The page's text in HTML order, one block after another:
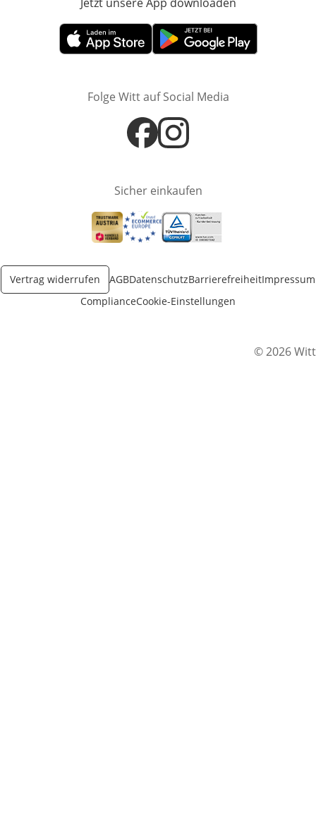
Öffnet in neuem FensterÖffnet in neuem Fenster
Folge Witt auf Social Media
Öffnet in neuem Fenster
Öffnet in neuem Fenster
Sicher einkaufen
Öffnet in neuem Fenster
Öffnet in neuem Fenster
Öffnet in neuem Fenster
Vertrag widerrufen AGBDatenschutzBarrierefreiheitImpressum
ComplianceCookie-Einstellungen
© 2026 Witt